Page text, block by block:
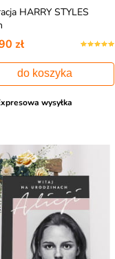
HARRY STYLES
zł
do koszyka
wysyłka